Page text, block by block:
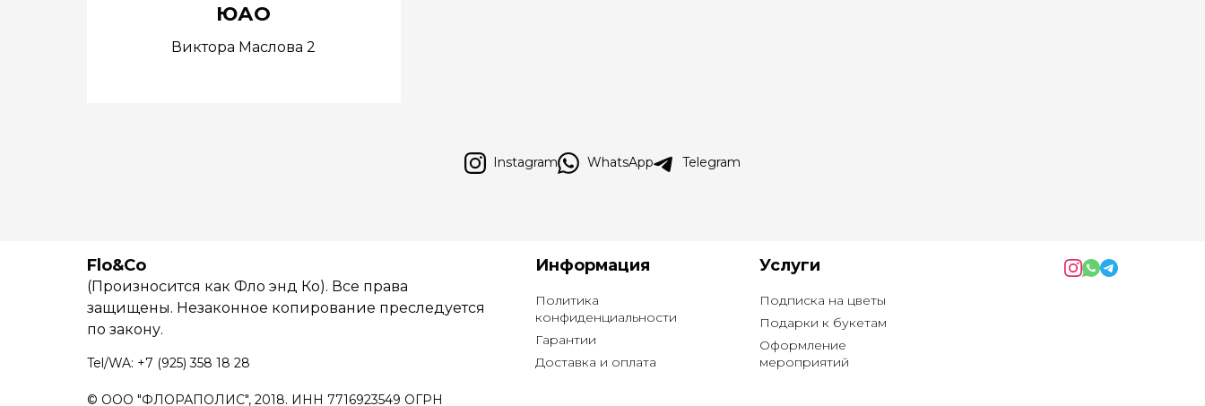
ЮАО
Виктора Маслова 2
Instagram WhatsApp Telegram
Flo&Co
(Произносится как Фло энд Ко). Все права
защищены. Незаконное копирование преследуется
по закону.
Tel/WA: +7 (925) 358 18 28
© ООО "ФЛОРАПОЛИС", 2018. ИНН 7716923549 ОГРН
Информация
Политика
конфиденциальности
Гарантии
Доставка и оплата
Услуги
Подписка на цветы
Подарки к букетам
Оформление
мероприятий